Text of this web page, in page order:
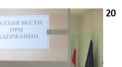
20